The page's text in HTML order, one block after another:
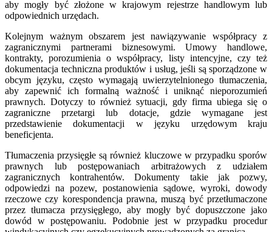
aby mogły być złożone w krajowym rejestrze handlowym lub
odpowiednich urzędach.
Kolejnym ważnym obszarem jest nawiązywanie współpracy z
zagranicznymi partnerami biznesowymi. Umowy handlowe,
kontrakty, porozumienia o współpracy, listy intencyjne, czy też
dokumentacja techniczna produktów i usług, jeśli są sporządzone w
obcym języku, często wymagają uwierzytelnionego tłumaczenia,
aby zapewnić ich formalną ważność i uniknąć nieporozumień
prawnych. Dotyczy to również sytuacji, gdy firma ubiega się o
zagraniczne przetargi lub dotacje, gdzie wymagane jest
przedstawienie dokumentacji w języku urzędowym kraju
beneficjenta.
Tłumaczenia przysięgłe są również kluczowe w przypadku sporów
prawnych lub postępowaniach arbitrażowych z udziałem
zagranicznych kontrahentów. Dokumenty takie jak pozwy,
odpowiedzi na pozew, postanowienia sądowe, wyroki, dowody
rzeczowe czy korespondencja prawna, muszą być przetłumaczone
przez tłumacza przysięgłego, aby mogły być dopuszczone jako
dowód w postępowaniu. Podobnie jest w przypadku procedur